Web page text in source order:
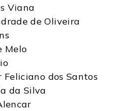
Viana
de Oliveira
Melo
dos Santos
da Silva